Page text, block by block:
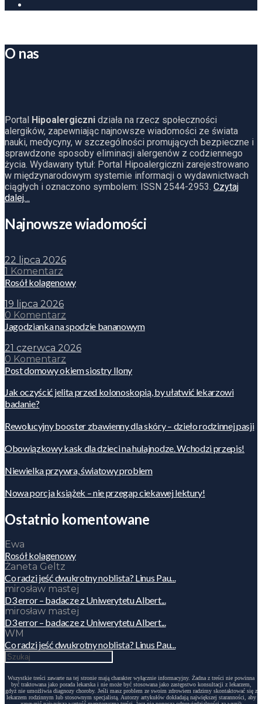
O nas
Portal Hipoalergiczni działa na rzecz społeczności
alergików, zapewniając najnowsze wiadomości ze świata
nauki, medycyny, w szczególności promujących bezpieczne i
sprawdzone sposoby eliminacji alergenów z codziennego
życia. Wydawany tytuł: Portal Hipoalergiczni zarejestrowano
w międzynarodowym systemie informacji o wydawnictwach
ciągłych i oznaczono symbolem: ISSN 2544-2953. Czytaj
dalej…
Najnowsze wiadomości
22 lipca 2026
1 Komentarz
Rosół kolagenowy
19 lipca 2026
0 Komentarz
Jagodzianka na spodzie bananowym
21 czerwca 2026
0 Komentarz
Post domowy okiem siostry Ilony
Jak oczyścić jelita przed kolonoskopią, by ułatwić lekarzowi
badanie?
Rewolucyjny booster zbawienny dla skóry – dzieło rodzinnej pasji
Obowiązkowy kask dla dzieci na hulajnodze. Wchodzi przepis!
Niewielka przywra, światowy problem
Nowa porcja książek – nie przegap ciekawej lektury!
Ostatnio komentowane
Ewa
Rosół kolagenowy
Żaneta Geltz
Co radzi jeść dwukrotny noblista? Linus Pau...
mirosław mastej
D3 error – badacze z Uniwerytetu Albert...
mirosław mastej
D3 error – badacze z Uniwerytetu Albert...
WM
Co radzi jeść dwukrotny noblista? Linus Pau...
Wszystkie treści zawarte na tej stronie mają charakter wyłącznie informacyjny. Żadna z treści nie powinna
być traktowana jako porada lekarska i nie może być stosowana jako zastępstwo konsultacji z lekarzem,
gdyż nie umożliwia diagnozy choroby. Jeśli masz problem ze swoim zdrowiem radzimy skontaktować się z
lekarzem rodzinnym lub stosownym specjalistą. Autorzy artykułów dokładają największej staranności, aby